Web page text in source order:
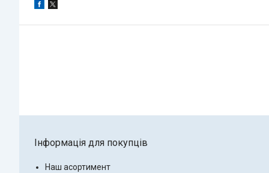
Інформація для покупців
Наш асортимент